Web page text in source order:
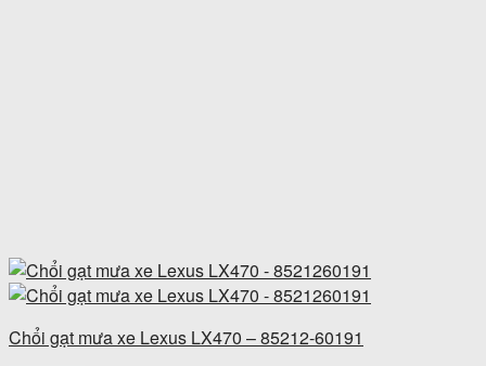
Chổi gạt mưa xe Lexus LX470 – 85212-60191